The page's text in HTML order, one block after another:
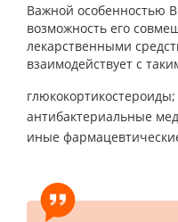
Важной особенностью
возможность его
лекарственными
взаимодействует с
глюкокортикостероиды;
антибактериальные
иные